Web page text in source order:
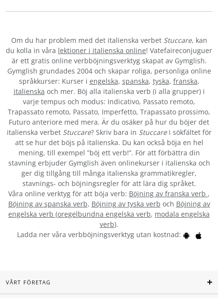
Om du har problem med det italienska verbet Stuccare, kan
du kolla in våra lektioner i italienska online! Vatefaireconjuguer
är ett gratis online verbböjningsverktyg skapat av Gymglish.
Gymglish grundades 2004 och skapar roliga, personliga online
språkkurser: Kurser i engelska, spanska, tyska, franska,
italienska och mer. Böj alla italienska verb (i alla grupper) i
varje tempus och modus: Indicativo, Passato remoto,
Trapassato remoto, Passato, Imperfetto, Trapassato prossimo,
Futuro anteriore med mera. Är du osäker på hur du böjer det
italienska verbet Stuccare? Skriv bara in Stuccarei sökfältet för
att se hur det böjs på italienska. Du kan också böja en hel
mening, till exempel ”böj ett verb!”. För att förbättra din
stavning erbjuder Gymglish även onlinekurser i italienska och
ger dig tillgång till många italienska grammatikregler,
stavnings- och böjningsregler för att lära dig språket.
Våra online verktyg för att böja verb: Böjning av franska verb ,
Böjning av spanska verb, Böjning av tyska verb och Böjning av
engelska verb (oregelbundna engelska verb, modala engelska
verb).
Ladda ner våra verbböjningsverktyg utan kostnad:
VÅRT FÖRETAG